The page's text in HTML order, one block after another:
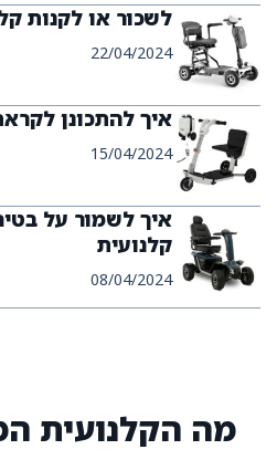
לשכור או לקנות
22/04/2024
איך להתכונן
15/04/2024
איך לשמור על
קלנועית
08/04/2024
מה הקלנועית